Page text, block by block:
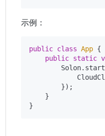
示例：
public class App {
public static
        });
    }